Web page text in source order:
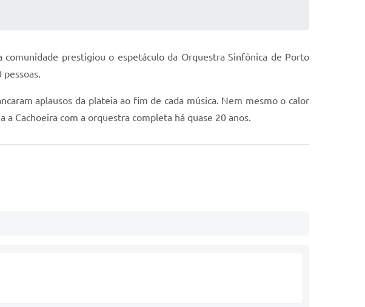
prestigiou o espetáculo da Orquestra Sinfônica de Porto
aplausos da plateia ao fim de cada música. Nem mesmo o calor
Cachoeira com a orquestra completa há quase 20 anos.